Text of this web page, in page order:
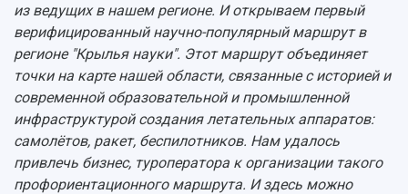
из ведущих в нашем регионе. И открываем первый
верифицированный научно-популярный маршрут в
регионе "Крылья науки". Этот маршрут объединяет
точки на карте нашей области, связанные с историей и
современной образовательной и промышленной
инфраструктурой создания летательных аппаратов:
самолётов, ракет, беспилотников. Нам удалось
привлечь бизнес, туроператора к организации такого
профориентационного маршрута. И здесь можно